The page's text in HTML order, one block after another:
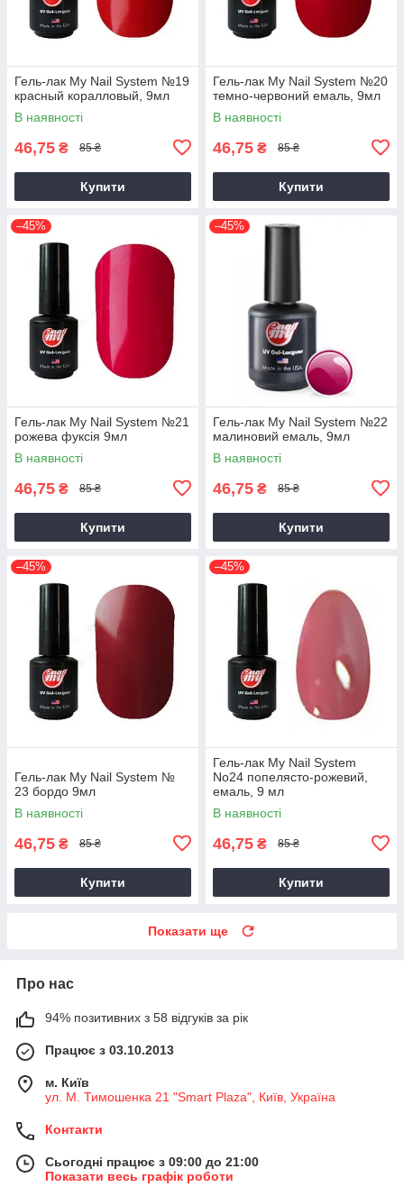
Гель-лак My Nail System №19
красный коралловый, 9мл
В наявності
46,75 ₴ 85 ₴
Купити
Гель-лак My Nail System №20
темно-червоний емаль, 9мл
В наявності
46,75 ₴ 85 ₴
Купити
–45%
Гель-лак My Nail System №21
рожева фуксія 9мл
В наявності
46,75 ₴ 85 ₴
Купити
–45%
Гель-лак My Nail System №22
малиновий емаль, 9мл
В наявності
46,75 ₴ 85 ₴
Купити
–45%
Гель-лак My Nail System №
23 бордо 9мл
В наявності
46,75 ₴ 85 ₴
Купити
–45%
Гель-лак My Nail System
No24 попелясто-рожевий,
емаль, 9 мл
В наявності
46,75 ₴ 85 ₴
Купити
Показати ще
Про нас
94% позитивних з 58 відгуків за рік
Працює з 03.10.2013
м. Київ
ул. М. Тимошенка 21 "Smart Plaza", Київ, Україна
Контакти
Сьогодні працює з 09:00 до 21:00
Показати весь графік роботи